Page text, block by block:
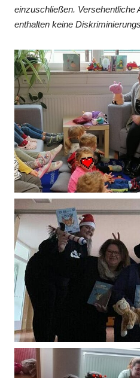
einzuschließen. Versehentliche
enthalten keine